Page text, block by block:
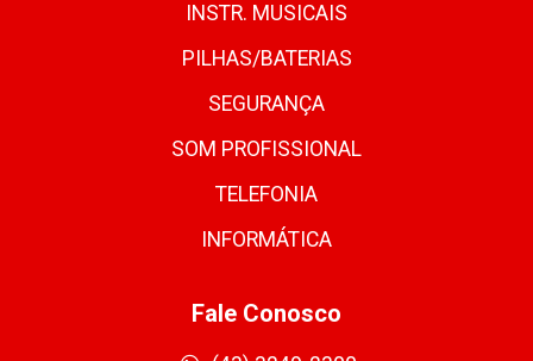
INSTR. MUSICAIS
PILHAS/BATERIAS
SEGURANÇA
SOM PROFISSIONAL
TELEFONIA
INFORMÁTICA
Fale Conosco